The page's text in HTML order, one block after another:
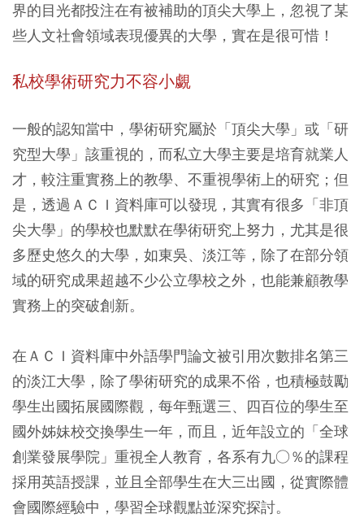
界的目光都投注在有被補助的頂尖大學上，忽視了某
些人文社會領域表現優異的大學，實在是很可惜！
私校學術研究力不容小覷
一般的認知當中，學術研究屬於「頂尖大學」或「研
究型大學」該重視的，而私立大學主要是培育就業人
才，較注重實務上的教學、不重視學術上的研究；但
是，透過ＡＣＩ資料庫可以發現，其實有很多「非頂
尖大學」的學校也默默在學術研究上努力，尤其是很
多歷史悠久的大學，如東吳、淡江等，除了在部分領
域的研究成果超越不少公立學校之外，也能兼顧教學
實務上的突破創新。
在ＡＣＩ資料庫中外語學門論文被引用次數排名第三
的淡江大學，除了學術研究的成果不俗，也積極鼓勵
學生出國拓展國際觀，每年甄選三、四百位的學生至
國外姊妹校交換學生一年，而且，近年設立的「全球
創業發展學院」重視全人教育，各系有九○％的課程
採用英語授課，並且全部學生在大三出國，從實際體
會國際經驗中，學習全球觀點並深究探討。